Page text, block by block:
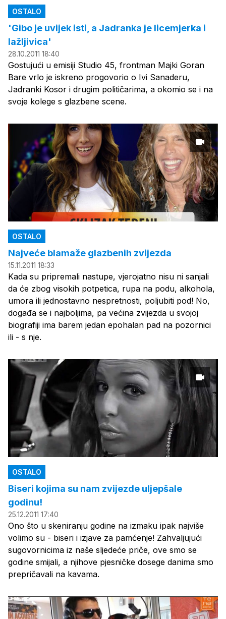
OSTALO
'Gibo je uvijek isti, a Jadranka je licemjerka i
lažljivica'
28.10.2011 18:40
Gostujući u emisiji Studio 45, frontman Majki Goran
Bare vrlo je iskreno progovorio o Ivi Sanaderu,
Jadranki Kosor i drugim političarima, a okomio se i na
svoje kolege s glazbene scene.
OSTALO
Najveće blamaže glazbenih zvijezda
15.11.2011 18:33
Kada su pripremali nastupe, vjerojatno nisu ni sanjali
da će zbog visokih potpetica, rupa na podu, alkohola,
umora ili jednostavno nespretnosti, poljubiti pod! No,
događa se i najboljima, pa većina zvijezda u svojoj
biografiji ima barem jedan epohalan pad na pozornici
ili - s nje.
OSTALO
Biseri kojima su nam zvijezde uljepšale
godinu!
25.12.2011 17:40
Ono što u skeniranju godine na izmaku ipak najviše
volimo su - biseri i izjave za pamćenje! Zahvaljujući
sugovornicima iz naše sljedeće priče, ove smo se
godine smijali, a njihove pjesničke dosege danima smo
prepričavali na kavama.